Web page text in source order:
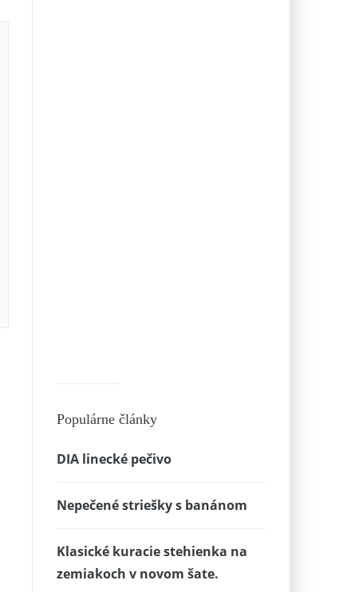
Populárne články
DIA linecké pečivo
Nepečené striešky s banánom
Klasické kuracie stehienka na
zemiakoch v novom šate.